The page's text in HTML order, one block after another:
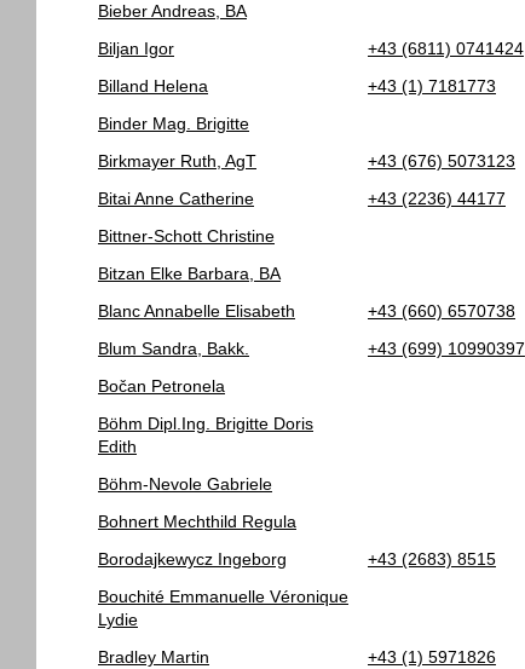
Bieber Andreas, BA
Biljan Igor
+43 (6811) 0741424
Billand Helena
+43 (1) 7181773
Binder Mag. Brigitte
Birkmayer Ruth, AgT
+43 (676) 5073123
Bitai Anne Catherine
+43 (2236) 44177
Bittner-Schott Christine
Bitzan Elke Barbara, BA
Blanc Annabelle Elisabeth
+43 (660) 6570738
Blum Sandra, Bakk.
+43 (699) 10990397
Bočan Petronela
Böhm Dipl.Ing. Brigitte Doris
Edith
Böhm-Nevole Gabriele
Bohnert Mechthild Regula
Borodajkewycz Ingeborg
+43 (2683) 8515
Bouchité Emmanuelle Véronique
Lydie
Bradley Martin +43 (1) 5971826